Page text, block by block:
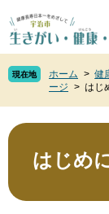
ー
ジ
先
で
す
ニ
ュ
を
ば
し
へ
現在地 ホーム > 健
ージ > はじ
文
はじめ